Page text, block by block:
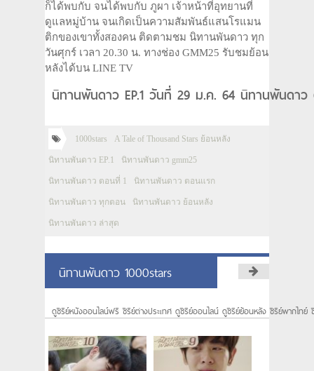
ก็ได้พบกับ จนได้พบกับ ภูผา เจ้าหน้าที่อุทยานที่
ดูแลหมู่บ้าน จนเกิดเป็นความสัมพันธ์แสนโรแมน
ติกของเขาทั้งสองคน ติดตามชม นิทานพันดาว ทุก
วันศุกร์ เวลา 20.30 น. ทางช่อง GMM25 รับชมย้อน
หลังได้บน LINE TV
นิทานพันดาว EP.1 วันที่ 29 ม.ค. 64 นิทานพันดาว
1000stars A Tale of Thousand Stars ย้อนหลัง
นิทานพันดาว EP.1 นิทานพันดาว gmm25
นิทานพันดาว ตอนที่ 1 นิทานพันดาว ตอนแรก
นิทานพันดาว ทุกตอน นิทานพันดาว ย้อนหลัง
นิทานพันดาว ล่าสุด
นิทานพันดาว 1000stars
ดูซีรีย์หนังออนไลน์ฟรี ซีรีย์ต่างประเทศ ดูซีรีย์ออนไลน์ ดูซีรีย์ย้อนหลัง ซีรีย์พากไทย์